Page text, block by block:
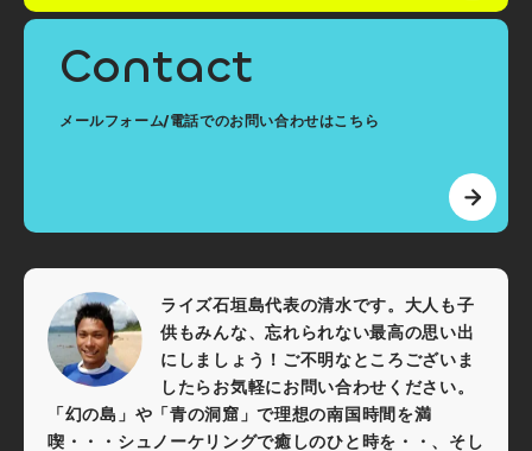
Contact
メールフォーム/電話でのお問い合わせはこちら
ライズ石垣島代表の清水です。大人も子
供もみんな、忘れられない最高の思い出
にしましょう！ご不明なところございま
したらお気軽にお問い合わせください。
「幻の島」や「青の洞窟」で理想の南国時間を満
喫・・・シュノーケリングで癒しのひと時を・・、そし